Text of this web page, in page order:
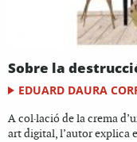
Sobre la
EDUARD DAURA
A col·lació de la crema
art digital, l’autor explica